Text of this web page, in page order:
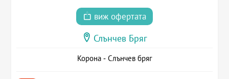
виж офертата
Слънчев Бряг
Корона - Слънчев бряг